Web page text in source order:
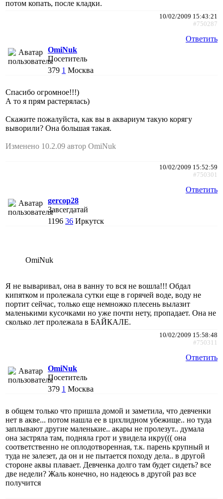
потом копать, после кладки.
10/02/2009 15:43:21
#750287
Ответить
OmiNuk
Посетитель
379 1 Москва
Спасибо огромное!!!)
А то я прям растерялась)
Скажите пожалуйста, как вы в аквариум такую корягу
выворили? Она большая такая.
Изменено 10.2.09 автор OmiNuk
10/02/2009 15:52:59
#750301
Ответить
gercop28
Завсегдатай
1196 36 Иркутск
OmiNuk
Я не вываривал, она в ванну то вся не вошла!!! Обдал
кипятком и пролежала сутки еще в горячей воде, воду не
портит сейчас, только еще немножко плесень вылазит
маленькими кусочками но уже почти нету, пропадает. Она не
сколько лет пролежала в БАЙКАЛЕ.
10/02/2009 15:58:48
#750311
Ответить
OmiNuk
Посетитель
379 1 Москва
в общем только что пришла домой и заметила, что девченки
нет в акве... потом нашла ее в цихлидном убежище.. но туда
заплывают другие маленькие.. акары не пролезут.. думала
она застряла там, подняла грот и увидела икру((( она
соответственно не оплодотворенная, т.к. парень крупный и
туда не залезет, да он и не пытается походу дела.. в другой
стороне аквы плавает. Девченка долго там будет сидеть? все
две недели? Жаль конечно, но надеюсь в другой раз все
получится